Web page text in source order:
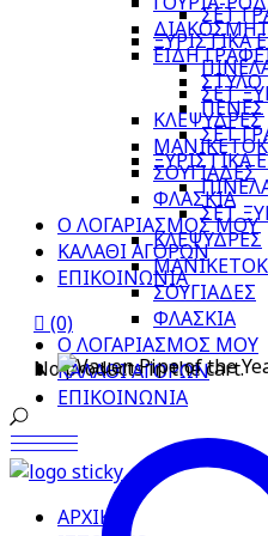
ΣΕΤ
ΞΥΡΙΣΤΙΚΑ
ΣΕΤ
ΚΛΕΨΥΔΡΕΣ
ΣΟΥΓΙΑΔΕΣ
ΦΛΑΣΚΙΑ
Ο ΛΟΓΑΡΙΑΣΜΟΣ ΜΟΥ
ΚΑΛΑΘΙ ΑΓΟΡΩΝ
ΕΠΙΚΟΙΝΩΝΙΑ
(0)
No products in the cart.
ΑΡΧΙΚΗ
ΕΙΔΗ
ΣΤΥΛΟ
ΠΕΝΕΣ
ΣΕΤ
ΞΥΡΙΣΤΙΚΑ
ΣΕΤ
ΚΛΕΨΥΔΡΕΣ
ΣΟΥΓΙΑΔΕΣ
ΦΛΑΣΚΙΑ
Ο ΛΟΓΑΡΙΑΣΜΟΣ ΜΟΥ
ΚΑΛΑΘΙ ΑΓΟΡΩΝ
ΕΠΙΚΟΙΝΩΝΙΑ